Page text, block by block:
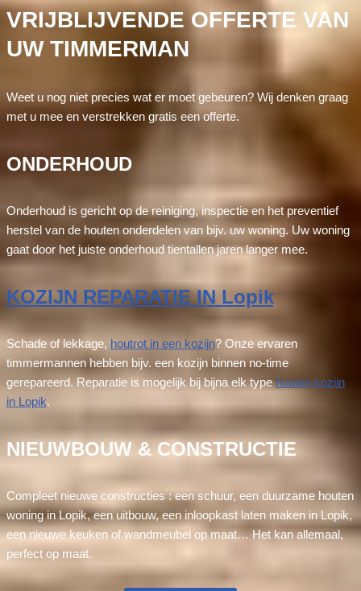
VRIJBLIJVENDE OFFERTE VAN
UW TIMMERMAN
Weet u nog niet precies wat er moet gebeuren? Wij denken graag
met u mee en verstrekken gratis een offerte.
ONDERHOUD
Onderhoud is gericht op de reiniging, inspectie en het preventief
herstel van de houten onderdelen van bijv. uw woning. Uw woning
gaat door het juiste onderhoud tientallen jaren langer mee.
KOZIJN REPARATIE IN Lopik
Schade of lekkage, houtrot in een kozijn? Onze ervaren
timmermannen hebben bijv. een kozijn binnen no-time
gerepareerd. Reparatie is mogelijk bij bijna elk typehouten kozijn
in Lopik.
NIEUWBOUW & CONSTRUCTIE
Compleet nieuwe constructies : een schuur, een duurzame houten
woning in Lopik, een uitbouw, een inloopkast laten maken in Lopik,
een nieuwe keuken of wandmeubel op maat… Het kan allemaal,
perfect op maat.